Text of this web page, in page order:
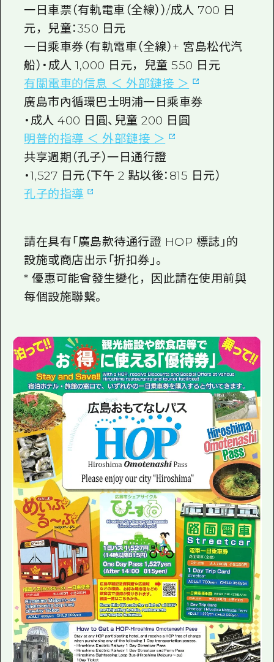
一日車票（有軌電車（全線））/成人 700 日
元，兒童：350 日元
一日乘車券（有軌電車（全線）+ 宮島松代汽
船）・成人 1,000 日元，兒童 550 日元
有關電車的信息 ＜ 外部鏈接 ＞
廣島市內循環巴士明浦一日乘車券
・成人 400 日圓、兒童 200 日圓
明普的指導 ＜ 外部鏈接 ＞
共享週期（孔子）一日通行證
・1,527 日元（下午 2 點以後：815 日元）
孔子的指導
請在具有「廣島款待通行證 HOP 標誌」的
設施或商店出示「折扣券」。
* 優惠可能會發生變化，因此請在使用前與
每個設施聯繫。